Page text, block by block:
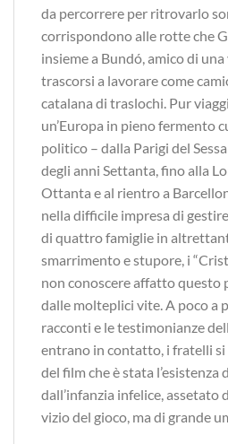
da percorrere per ritrovarlo
corrispondono alle rotte che
insieme a Bundó, amico di
trascorsi a lavorare come
catalana di traslochi. Pur
un’Europa in pieno fermento
politico – dalla Parigi del
degli anni Settanta, fino alla
Ottanta e al rientro a
nella difficile impresa di gestire
di quattro famiglie in
smarrimento e stupore, i
non conoscere affatto questo
dalle molteplici vite. A poco a
racconti e le testimonianze
entrano in contatto, i fratelli
del film che è stata l’esistenza
dall’infanzia infelice, assetato
vizio del gioco, ma di grande